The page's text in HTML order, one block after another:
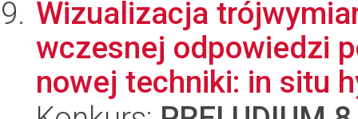
Wizualizacja
wczesnej odpowiedzi
nowej techniki: in situ